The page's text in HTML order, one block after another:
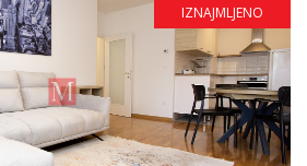
IZNAJMLJENO